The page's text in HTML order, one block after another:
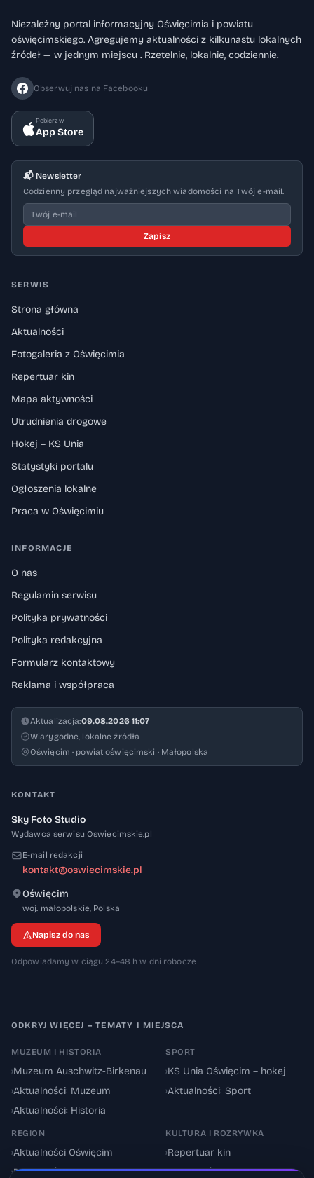
Niezależny portal informacyjny Oświęcimia i powiatu
oświęcimskiego. Agregujemy aktualności z kilkunastu lokalnych
źródeł — w jednym miejscu . Rzetelnie, lokalnie, codziennie.
Obserwuj nas na Facebooku
Pobierz w
App Store
📬 Newsletter
Codzienny przegląd najważniejszych wiadomości na Twój e-mail.
Zapisz
SERWIS
Strona główna
Aktualności
Fotogaleria z Oświęcimia
Repertuar kin
Mapa aktywności
Utrudnienia drogowe
Hokej – KS Unia
Statystyki portalu
Ogłoszenia lokalne
Praca w Oświęcimiu
INFORMACJE
O nas
Regulamin serwisu
Polityka prywatności
Polityka redakcyjna
Formularz kontaktowy
Reklama i współpraca
Aktualizacja:09.08.2026 11:07
Wiarygodne, lokalne źródła
Oświęcim · powiat oświęcimski · Małopolska
KONTAKT
Sky Foto Studio
Wydawca serwisu Oswiecimskie.pl
E-mail redakcji
kontakt@oswiecimskie.pl
Oświęcim
woj. małopolskie, 32-600
Polska
Napisz do nas
Odpowiadamy w ciągu 24–48 h w dni robocze
ODKRYJ WIĘCEJ – TEMATY I MIEJSCA
MUZEUM I HISTORIA
›Muzeum Auschwitz-Birkenau
›Aktualności: Muzeum
›Aktualności: Historia
SPORT
›KS Unia Oświęcim – hokej
›Aktualności: Sport
REGION
›Aktualności Oświęcim
›Powiat oświęcimski
KULTURA I ROZRYWKA
›Repertuar kin
›Aktualności: Kultura